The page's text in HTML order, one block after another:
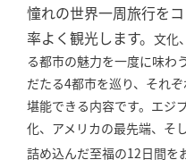
憧れの世界一周旅行を
率よく観光します。 文化
る都市の魅力を一度に味わ
だたる4都市を巡り、それ
堪能できる内容です。エジ
化、アメリカの最先端、そ
詰め込んだ至福の12日間を